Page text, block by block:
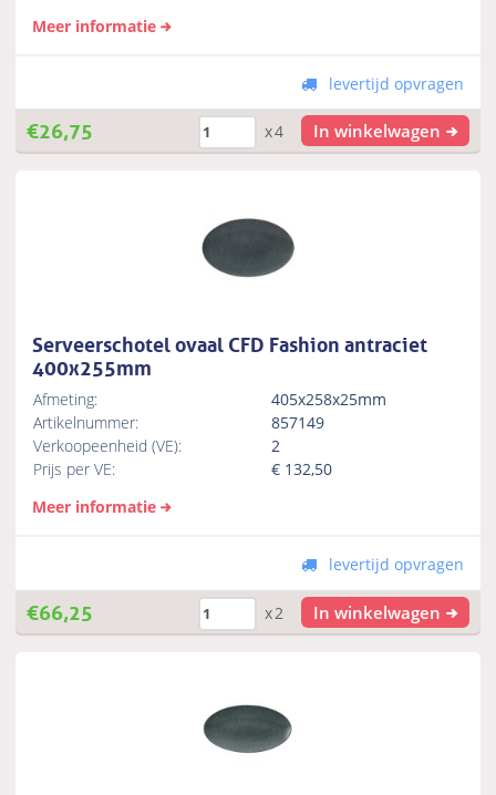
Meer informatie
levertijd opvragen
€26,75 x4 In winkelwagen
Serveerschotel ovaal CFD Fashion antraciet
400x255mm
Afmeting:
405x258x25mm
Artikelnummer:
857149
Verkoopeenheid (VE):
2
Prijs per VE:
€ 132,50
Meer informatie
levertijd opvragen
€66,25 x2 In winkelwagen